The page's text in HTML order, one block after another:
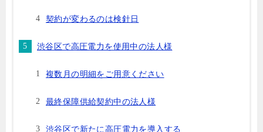
契約が変わるのは検針日
渋谷区で高圧電力を使用中の法人様
複数月の明細をご用意ください
最終保障供給契約中の法人様
渋谷区で新たに高圧電力を導入する